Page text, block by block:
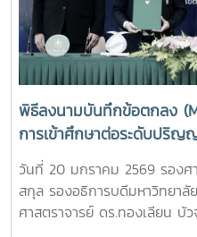
พิธีลงนามบันทึกข้อตกลง
การเข้าศึกษาต่อระดับปริ
สหกรณ์ผู้เลี้ยงโคนม
วันที่ 20 มกราคม 2569 รอง
สกุล รองอธิการบดีมหาวิทยา
ศาสตราจารย์ ดร.ทองเลียน